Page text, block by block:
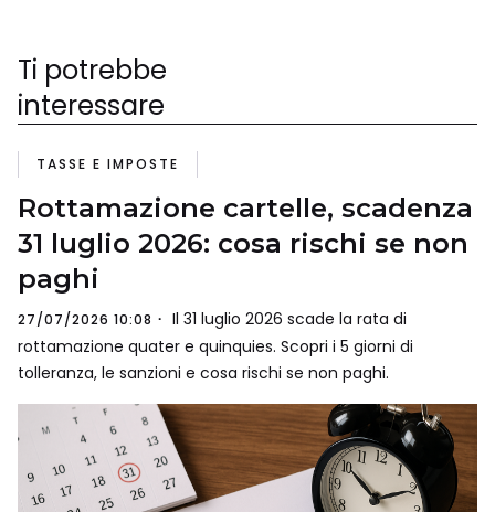
Ti potrebbe
interessare
TASSE E IMPOSTE
Rottamazione cartelle, scadenza
31 luglio 2026: cosa rischi se non
paghi
27/07/2026 10:08
Il 31 luglio 2026 scade la rata di
rottamazione quater e quinquies. Scopri i 5 giorni di
tolleranza, le sanzioni e cosa rischi se non paghi.